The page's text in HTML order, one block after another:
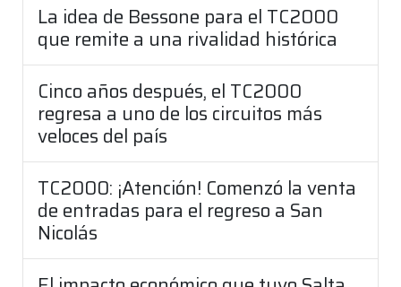
La idea de Bessone para el TC2000
que remite a una rivalidad histórica
Cinco años después, el TC2000
regresa a uno de los circuitos más
veloces del país
TC2000: ¡Atención! Comenzó la venta
de entradas para el regreso a San
Nicolás